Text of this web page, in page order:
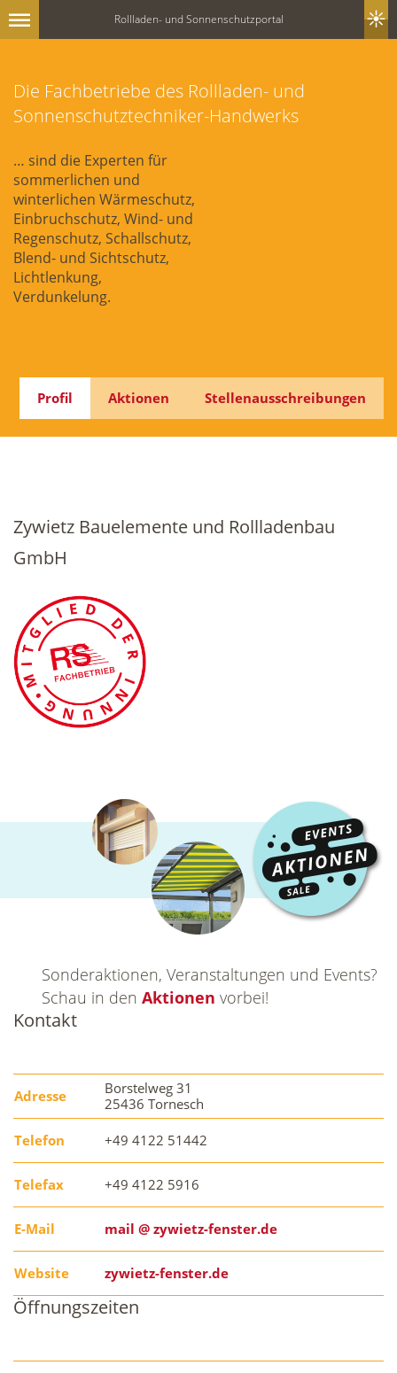
Rollladen- und Sonnenschutzportal
Die Fachbetriebe des Rollladen- und
Sonnenschutztechniker-Handwerks
… sind die Experten für
sommerlichen und
winterlichen Wärmeschutz,
Einbruchschutz, Wind- und
Regenschutz, Schallschutz,
Blend- und Sichtschutz,
Lichtlenkung,
Verdunkelung.
Profil Aktionen Stellenausschreibungen
Zywietz Bauelemente und Rollladenbau
GmbH
Sonderaktionen, Veranstaltungen und Events?
Schau in den Aktionen vorbei!
Kontakt
Adresse
Borstelweg 31
25436 Tornesch
Telefon +49 4122 51442
Telefax +49 4122 5916
E-Mail mail @ zywietz-fenster.de
Website zywietz-fenster.de
Öffnungszeiten